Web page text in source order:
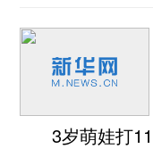
3岁萌娃打